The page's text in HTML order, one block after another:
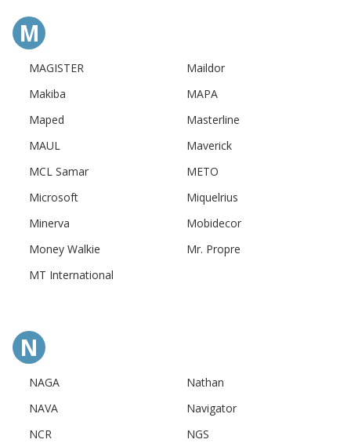
M
MAGISTER
Maildor
Makiba
MAPA
Maped
Masterline
MAUL
Maverick
MCL Samar
METO
Microsoft
Miquelrius
Minerva
Mobidecor
Money Walkie
Mr. Propre
MT International
N
NAGA
Nathan
NAVA
Navigator
NCR
NGS